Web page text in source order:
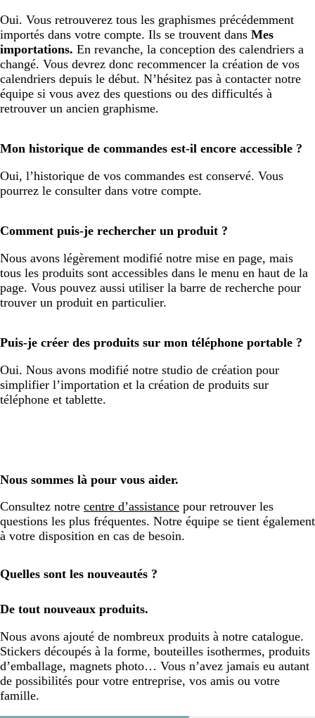
Oui. Vous retrouverez tous les graphismes précédemment
importés dans votre compte. Ils se trouvent dans Mes
importations. En revanche, la conception des calendriers a
changé. Vous devrez donc recommencer la création de vos
calendriers depuis le début. N’hésitez pas à contacter notre
équipe si vous avez des questions ou des difficultés à
retrouver un ancien graphisme.
Mon historique de commandes est-il encore accessible ?
Oui, l’historique de vos commandes est conservé. Vous
pourrez le consulter dans votre compte.
Comment puis-je rechercher un produit ?
Nous avons légèrement modifié notre mise en page, mais
tous les produits sont accessibles dans le menu en haut de la
page. Vous pouvez aussi utiliser la barre de recherche pour
trouver un produit en particulier.
Puis-je créer des produits sur mon téléphone portable ?
Oui. Nous avons modifié notre studio de création pour
simplifier l’importation et la création de produits sur
téléphone et tablette.
Nous sommes là pour vous aider.
Consultez notre centre d’assistance pour retrouver les
questions les plus fréquentes. Notre équipe se tient également
à votre disposition en cas de besoin.
Quelles sont les nouveautés ?
De tout nouveaux produits.
Nous avons ajouté de nombreux produits à notre catalogue.
Stickers découpés à la forme, bouteilles isothermes, produits
d’emballage, magnets photo… Vous n’avez jamais eu autant
de possibilités pour votre entreprise, vos amis ou votre
famille.